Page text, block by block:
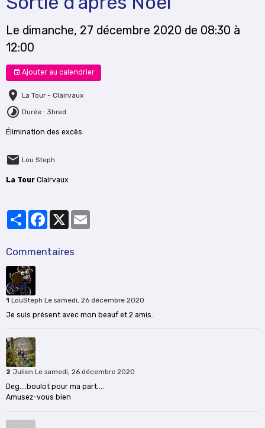
Le dimanche, 27 décembre 2020 de 08:30 à
12:00
Ajouter au calendrier
La Tour - Clairvaux
Durée : 3hred
Élimination des excès
Lou Steph
La Tour Clairvaux
PartagerFacebook
X
Commentaires
1 LouSteph Le samedi, 26 décembre 2020
Je suis présent avec mon beauf et 2 amis.
2 Julien Le samedi, 26 décembre 2020
Deg....boulot pour ma part....
Amusez-vous bien